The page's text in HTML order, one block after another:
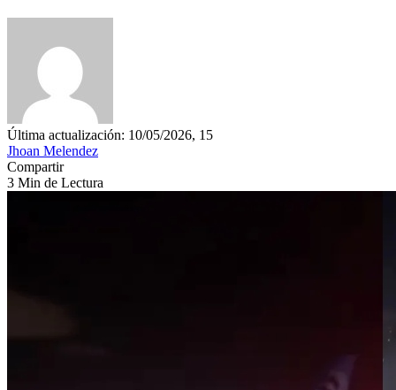
Última actualización: 10/05/2026, 15
Jhoan Melendez
Compartir
3 Min de Lectura